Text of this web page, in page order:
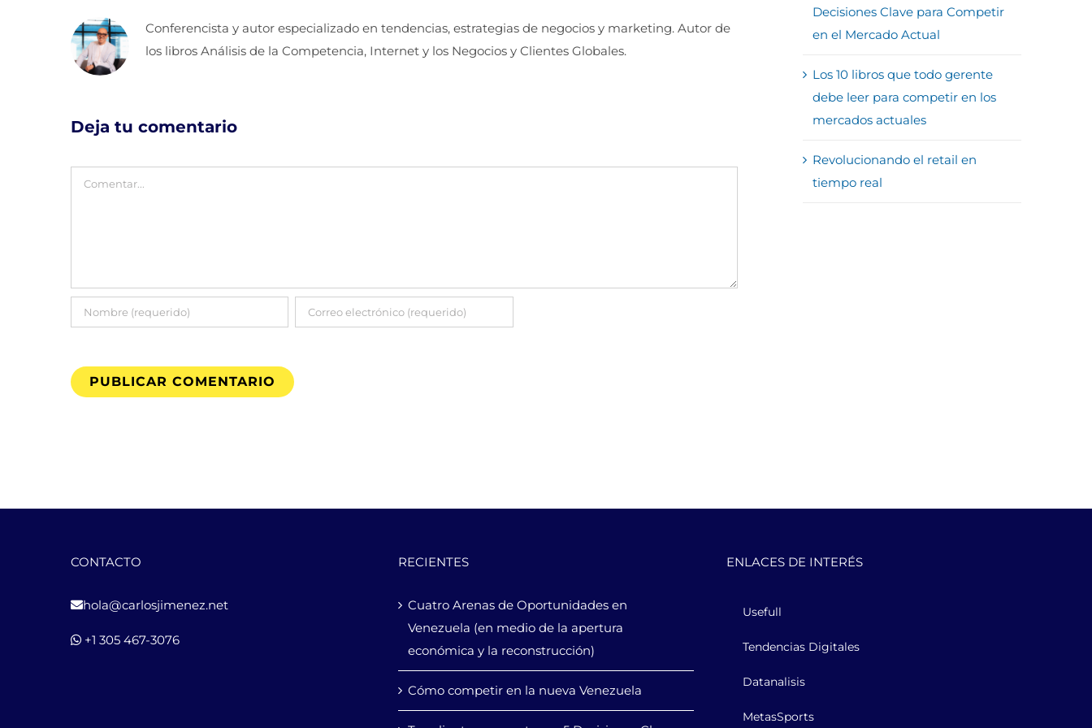
Conferencista y autor especializado en tendencias, estrategias de negocios y marketing. Autor de
los libros Análisis de la Competencia, Internet y los Negocios y Clientes Globales.
Deja tu comentario
Comentar
Decisiones Clave para Competir
en el Mercado Actual
Los 10 libros que todo gerente
debe leer para competir en los
mercados actuales
Revolucionando el retail en
tiempo real
CONTACTO
hola@carlosjimenez.net
+1 305 467-3076
RECIENTES
Cuatro Arenas de Oportunidades en
Venezuela (en medio de la apertura
económica y la reconstrucción)
Cómo competir en la nueva Venezuela
ENLACES DE INTERÉS
Usefull
Tendencias Digitales
Datanalisis
MetasSports